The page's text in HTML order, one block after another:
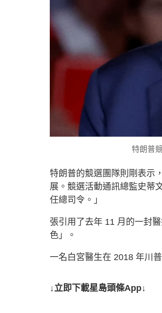
特朗普
特朗普的競選團隊則剛表示
展。競選活動通訊總監史蒂
任總司令。」
張引用了去年 11 月的一封
色」。
一名白宮醫生在 2018 年川
↓立即下載星島頭條App↓